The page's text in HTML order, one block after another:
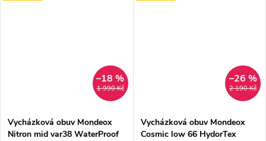
1 990 Kč
–18 %
Vycházková obuv Mondeox
Nitron mid var38 WaterProof
2 190 Kč
–26 %
Vycházková obuv Mondeox
Cosmic low 66 HydorTex